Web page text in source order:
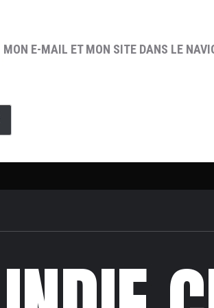
E-MAIL ET MON SITE DANS LE